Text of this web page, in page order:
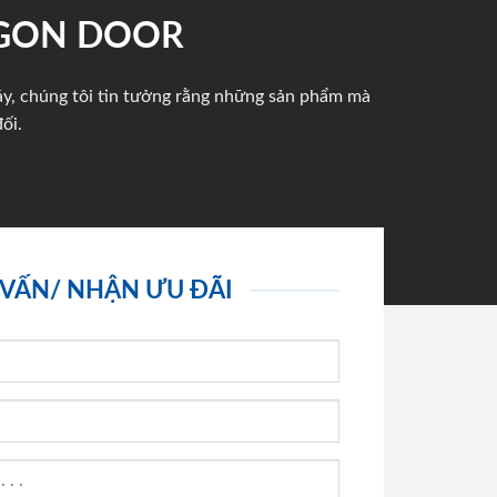
DOOR
chúng tôi tin tưởng rằng những sản phẩm mà
NHẬN ƯU ĐÃI